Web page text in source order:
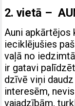
2. vietā –
Auni apkārtējos
ieciklējušies
vaļā no
ir gatavi
dzīvē viņi
interesēm,
vajadzībām,